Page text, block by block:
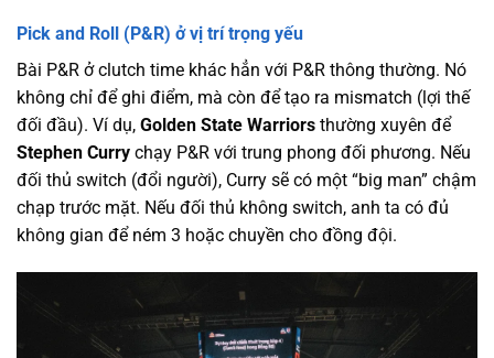
Pick and Roll (P&R) ở vị trí trọng yếu
Bài P&R ở clutch time khác hẳn với P&R thông thường. Nó
không chỉ để ghi điểm, mà còn để tạo ra mismatch (lợi thế
đối đầu). Ví dụ, Golden State Warriors thường xuyên để
Stephen Curry chạy P&R với trung phong đối phương. Nếu
đối thủ switch (đổi người), Curry sẽ có một “big man” chậm
chạp trước mặt. Nếu đối thủ không switch, anh ta có đủ
không gian để ném 3 hoặc chuyền cho đồng đội.